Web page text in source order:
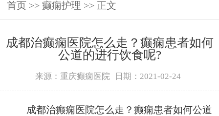
首页 >> 癫痫护理 >> 正文
​成都治癫痫医院怎么走？癫痫患者如何
公道的进行饮食呢?
来源：重庆癫痫医院 日期：2021-02-24
成都治癫痫医院怎么走？癫痫患者如何公道